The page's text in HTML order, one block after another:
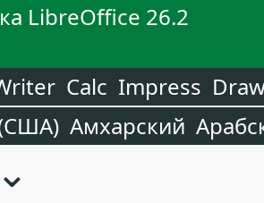
LibreOffice 26.2
Calc Impress
Амхарский